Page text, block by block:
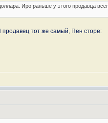
Иро раньше у этого продавца
продавец тот же самый, Пен сторе: